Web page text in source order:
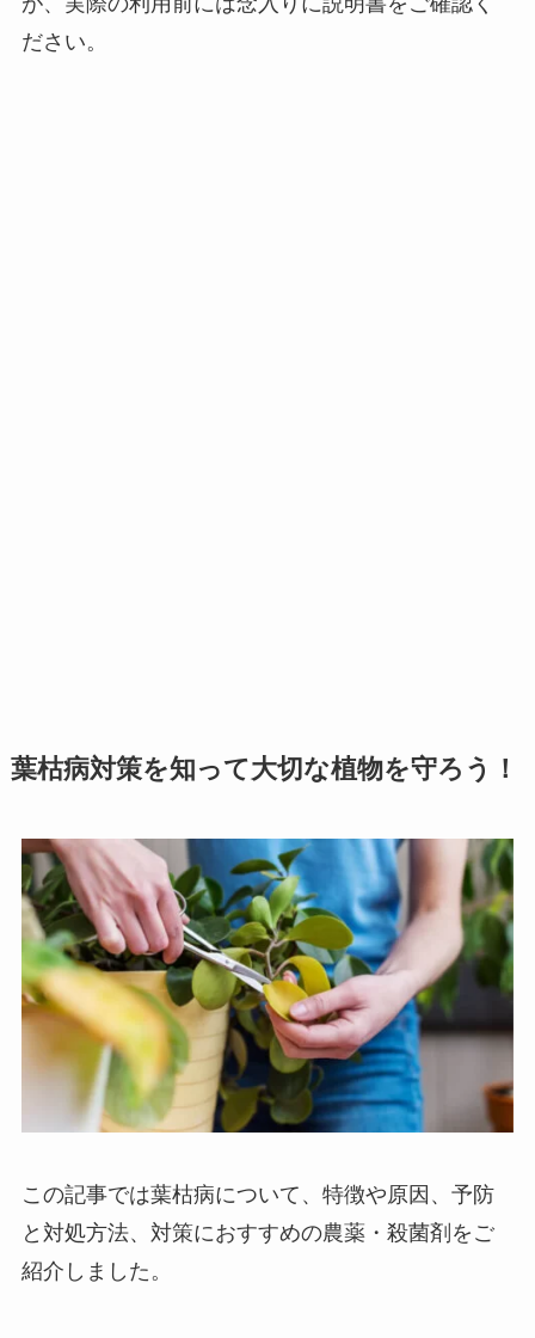
ださい。
葉枯病対策を知って大切な植物を守ろう！
この記事では葉枯病について、特徴や原因、予防
と対処方法、対策におすすめの農薬・殺菌剤をご
紹介しました。